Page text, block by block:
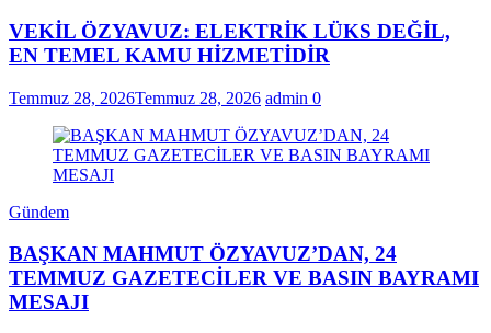
VEKİL ÖZYAVUZ: ELEKTRİK LÜKS DEĞİL,
EN TEMEL KAMU HİZMETİDİR
Temmuz 28, 2026Temmuz 28, 2026 admin 0
Gündem
BAŞKAN MAHMUT ÖZYAVUZ’DAN, 24
TEMMUZ GAZETECİLER VE BASIN BAYRAMI
MESAJI